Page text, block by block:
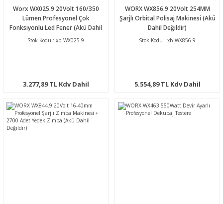
Worx WX025.9 20Volt 160/350
Lümen Profesyonel Çok
Fonksiyonlu Led Fener (Akü Dahil
Değildir)
Stok Kodu : xb_WX025.9
3.277,89 TL Kdv Dahil
WORX WX856.9 20Volt 254MM
Şarjlı Orbital Polisaj Makinesi (Akü
Dahil Değildir)
Stok Kodu : xb_WX856.9
5.554,89 TL Kdv Dahil